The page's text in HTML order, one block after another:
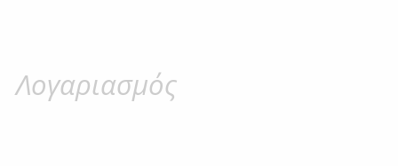
Λογαριασμός